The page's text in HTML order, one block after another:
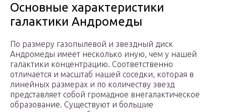
Основные характеристики
галактики Андромеды
По размеру газопылевой и звездный диск
Андромеды имеет несколько иную, чем у нашей
галактики концентрацию. Соответственно
отличается и масштаб нашей соседки, которая в
линейных размерах и по количеству звезд
представляет собой громадное внегалактическое
образование. Существуют и большие